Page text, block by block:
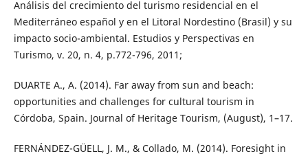
Análisis del crecimiento del turismo residencial en el
Mediterráneo español y en el Litoral Nordestino (Brasil) y su
impacto socio-ambiental. Estudios y Perspectivas en
Turismo, v. 20, n. 4, p.772-796, 2011;
DUARTE A., A. (2014). Far away from sun and beach:
opportunities and challenges for cultural tourism in
Córdoba, Spain. Journal of Heritage Tourism, (August), 1–17.
FERNÁNDEZ-GÜELL, J. M., & Collado, M. (2014). Foresight in